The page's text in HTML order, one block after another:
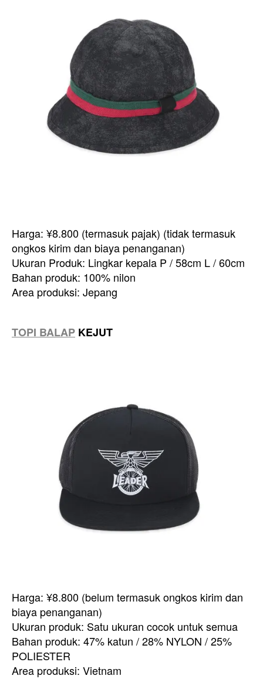
Harga: ¥8.800 (termasuk pajak) (tidak termasuk
ongkos kirim dan biaya penanganan)
Ukuran Produk: Lingkar kepala P / 58cm L / 60cm
Bahan produk: 100% nilon
Area produksi: Jepang
TOPI BALAP KEJUT
Harga: ¥8.800 (belum termasuk ongkos kirim dan
biaya penanganan)
Ukuran produk: Satu ukuran cocok untuk semua
Bahan produk: 47% katun / 28% NYLON / 25%
POLIESTER
Area produksi: Vietnam